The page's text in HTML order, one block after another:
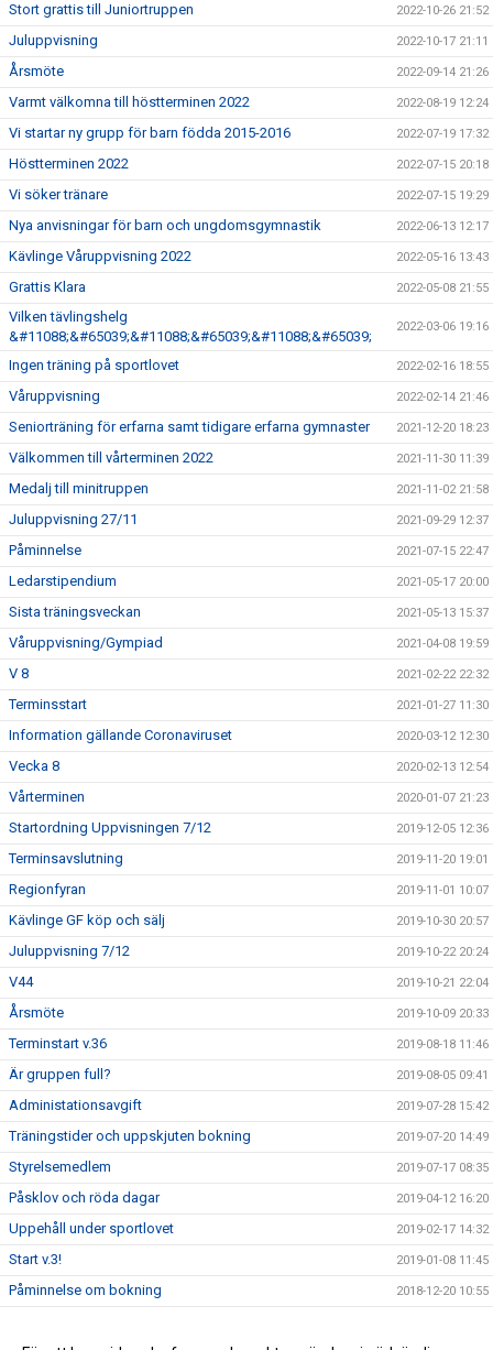
Stort grattis till Juniortruppen 2022-10-26 21:52
Juluppvisning 2022-10-17 21:11
Årsmöte 2022-09-14 21:26
Varmt välkomna till höstterminen 2022 2022-08-19 12:24
Vi startar ny grupp för barn födda 2015-2016 2022-07-19 17:32
Höstterminen 2022 2022-07-15 20:18
Vi söker tränare 2022-07-15 19:29
Nya anvisningar för barn och ungdomsgymnastik 2022-06-13 12:17
Kävlinge Våruppvisning 2022 2022-05-16 13:43
Grattis Klara 2022-05-08 21:55
Vilken tävlingshelg
&#11088;&#65039;&#11088;&#65039;&#11088;&#65039;
2022-03-06 19:16
Ingen träning på sportlovet 2022-02-16 18:55
Våruppvisning 2022-02-14 21:46
Seniorträning för erfarna samt tidigare erfarna gymnaster 2021-12-20 18:23
Välkommen till vårterminen 2022 2021-11-30 11:39
Medalj till minitruppen 2021-11-02 21:58
Juluppvisning 27/11 2021-09-29 12:37
Påminnelse 2021-07-15 22:47
Ledarstipendium 2021-05-17 20:00
Sista träningsveckan 2021-05-13 15:37
Våruppvisning/Gympiad 2021-04-08 19:59
V 8 2021-02-22 22:32
Terminsstart 2021-01-27 11:30
Information gällande Coronaviruset 2020-03-12 12:30
Vecka 8 2020-02-13 12:54
Vårterminen 2020-01-07 21:23
Startordning Uppvisningen 7/12 2019-12-05 12:36
Terminsavslutning 2019-11-20 19:01
Regionfyran 2019-11-01 10:07
Kävlinge GF köp och sälj 2019-10-30 20:57
Juluppvisning 7/12 2019-10-22 20:24
V44 2019-10-21 22:04
Årsmöte 2019-10-09 20:33
Terminstart v.36 2019-08-18 11:46
Är gruppen full? 2019-08-05 09:41
Administationsavgift 2019-07-28 15:42
Träningstider och uppskjuten bokning 2019-07-20 14:49
Styrelsemedlem 2019-07-17 08:35
Påsklov och röda dagar 2019-04-12 16:20
Uppehåll under sportlovet 2019-02-17 14:32
Start v.3! 2019-01-08 11:45
Påminnelse om bokning 2018-12-20 10:55